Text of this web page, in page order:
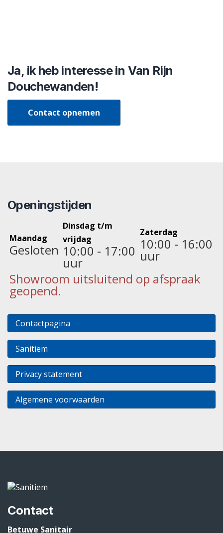
Ja, ik heb interesse in Van Rijn
Douchewanden!
Contact opnemen
Openingstijden
Maandag
Gesloten
Dinsdag t/m
vrijdag
10:00 - 17:00
uur
Zaterdag
10:00 - 16:00
uur
Showroom uitsluitend op afspraak
geopend.
Contactpagina
Sanitiem
Privacy statement
Algemene voorwaarden
Contact
Betuwe Sanitair